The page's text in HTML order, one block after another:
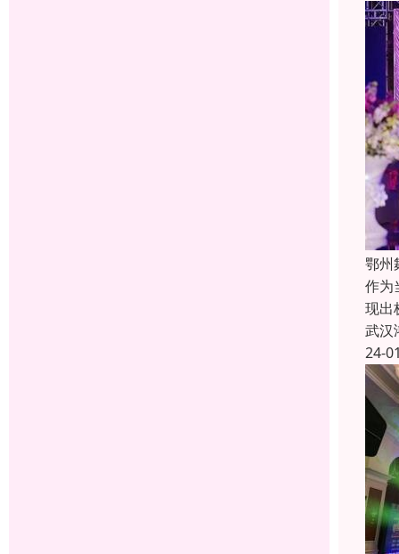
鄂州
作为
现出
武汉
24-